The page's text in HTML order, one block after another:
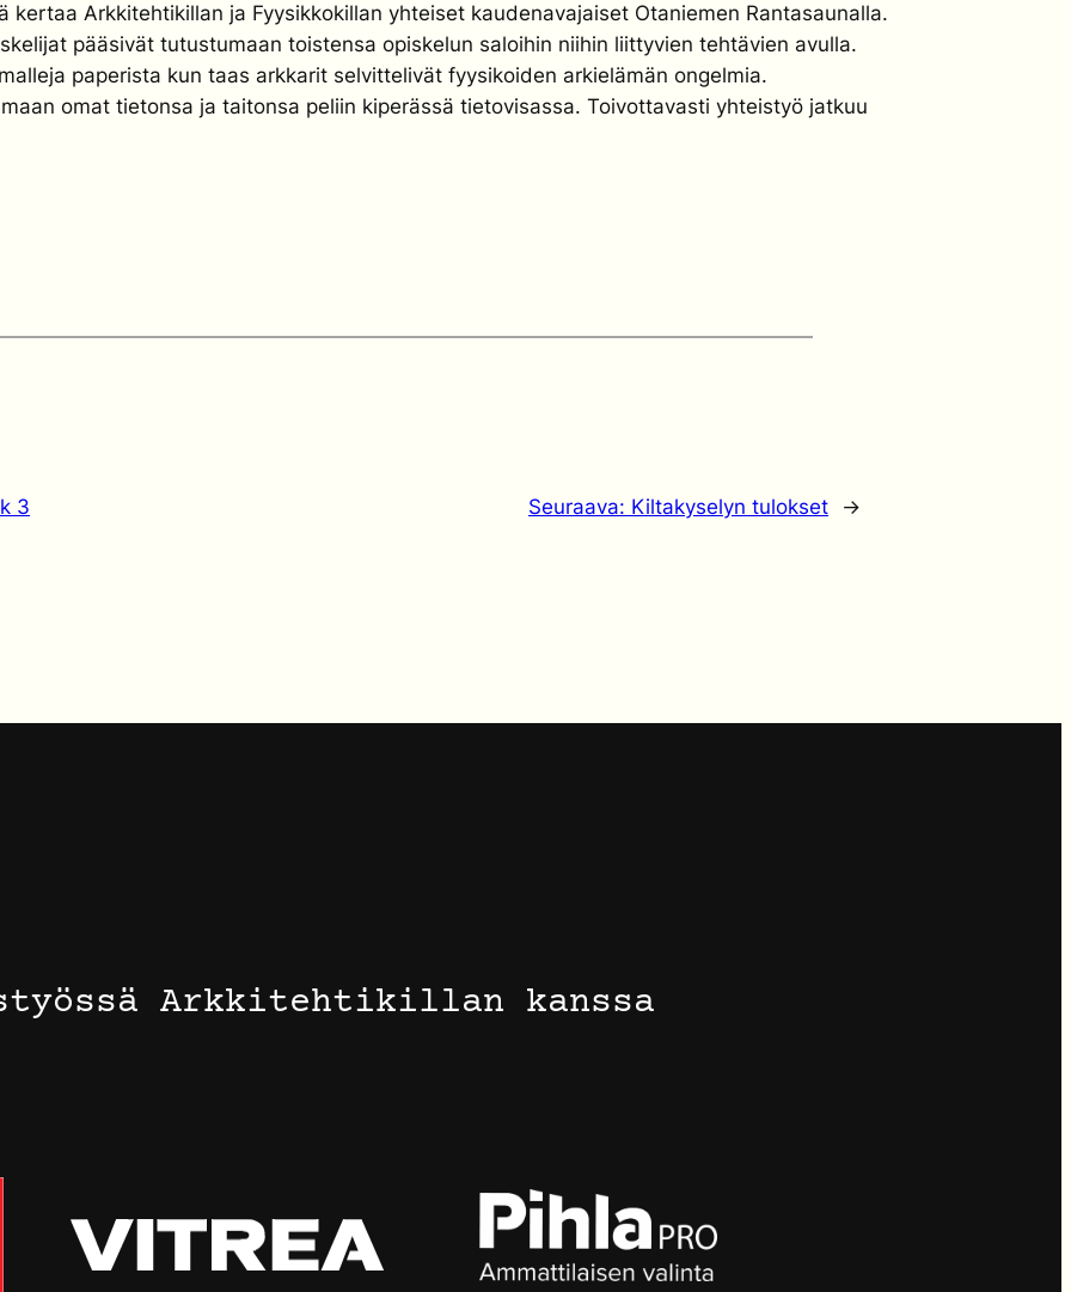
kertaa Arkkitehtikillan ja Fyysikkokillan yhteiset kaudenavajaiset Otaniemen Rantasaunalla.
pääsivät tutustumaan toistensa opiskelun saloihin niihin liittyvien tehtävien avulla.
paperista kun taas arkkarit selvittelivät fyysikoiden arkielämän ongelmia.
omat tietonsa ja taitonsa peliin kiperässä tietovisassa. Toivottavasti yhteistyö jatkuu
3 Seuraava: Kiltakyselyn tulokset →
Arkkitehtikillan kanssa